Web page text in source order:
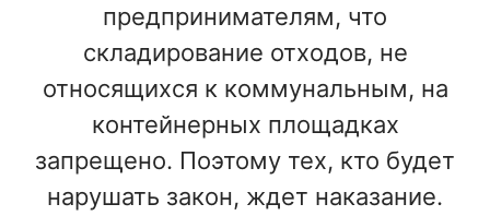
предпринимателям, что
складирование отходов, не
относящихся к коммунальным, на
контейнерных площадках
запрещено. Поэтому тех, кто будет
нарушать закон, ждет наказание.